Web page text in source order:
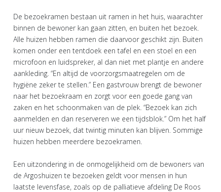
De bezoekramen bestaan uit ramen in het huis, waarachter
binnen de bewoner kan gaan zitten, en buiten het bezoek.
Alle huizen hebben ramen die daarvoor geschikt zijn. Buiten
komen onder een tentdoek een tafel en een stoel en een
microfoon en luidspreker, al dan niet met plantje en andere
aankleding. “En altijd de voorzorgsmaatregelen om de
hygiëne zeker te stellen.” Een gastvrouw brengt de bewoner
naar het bezoekraam en zorgt voor een goede gang van
zaken en het schoonmaken van de plek. “Bezoek kan zich
aanmelden en dan reserveren we een tijdsblok.” Om het half
uur nieuw bezoek, dat twintig minuten kan blijven. Sommige
huizen hebben meerdere bezoekramen.
Een uitzondering in de onmogelijkheid om de bewoners van
de Argoshuizen te bezoeken geldt voor mensen in hun
laatste levensfase, zoals op de palliatieve afdeling De Roos